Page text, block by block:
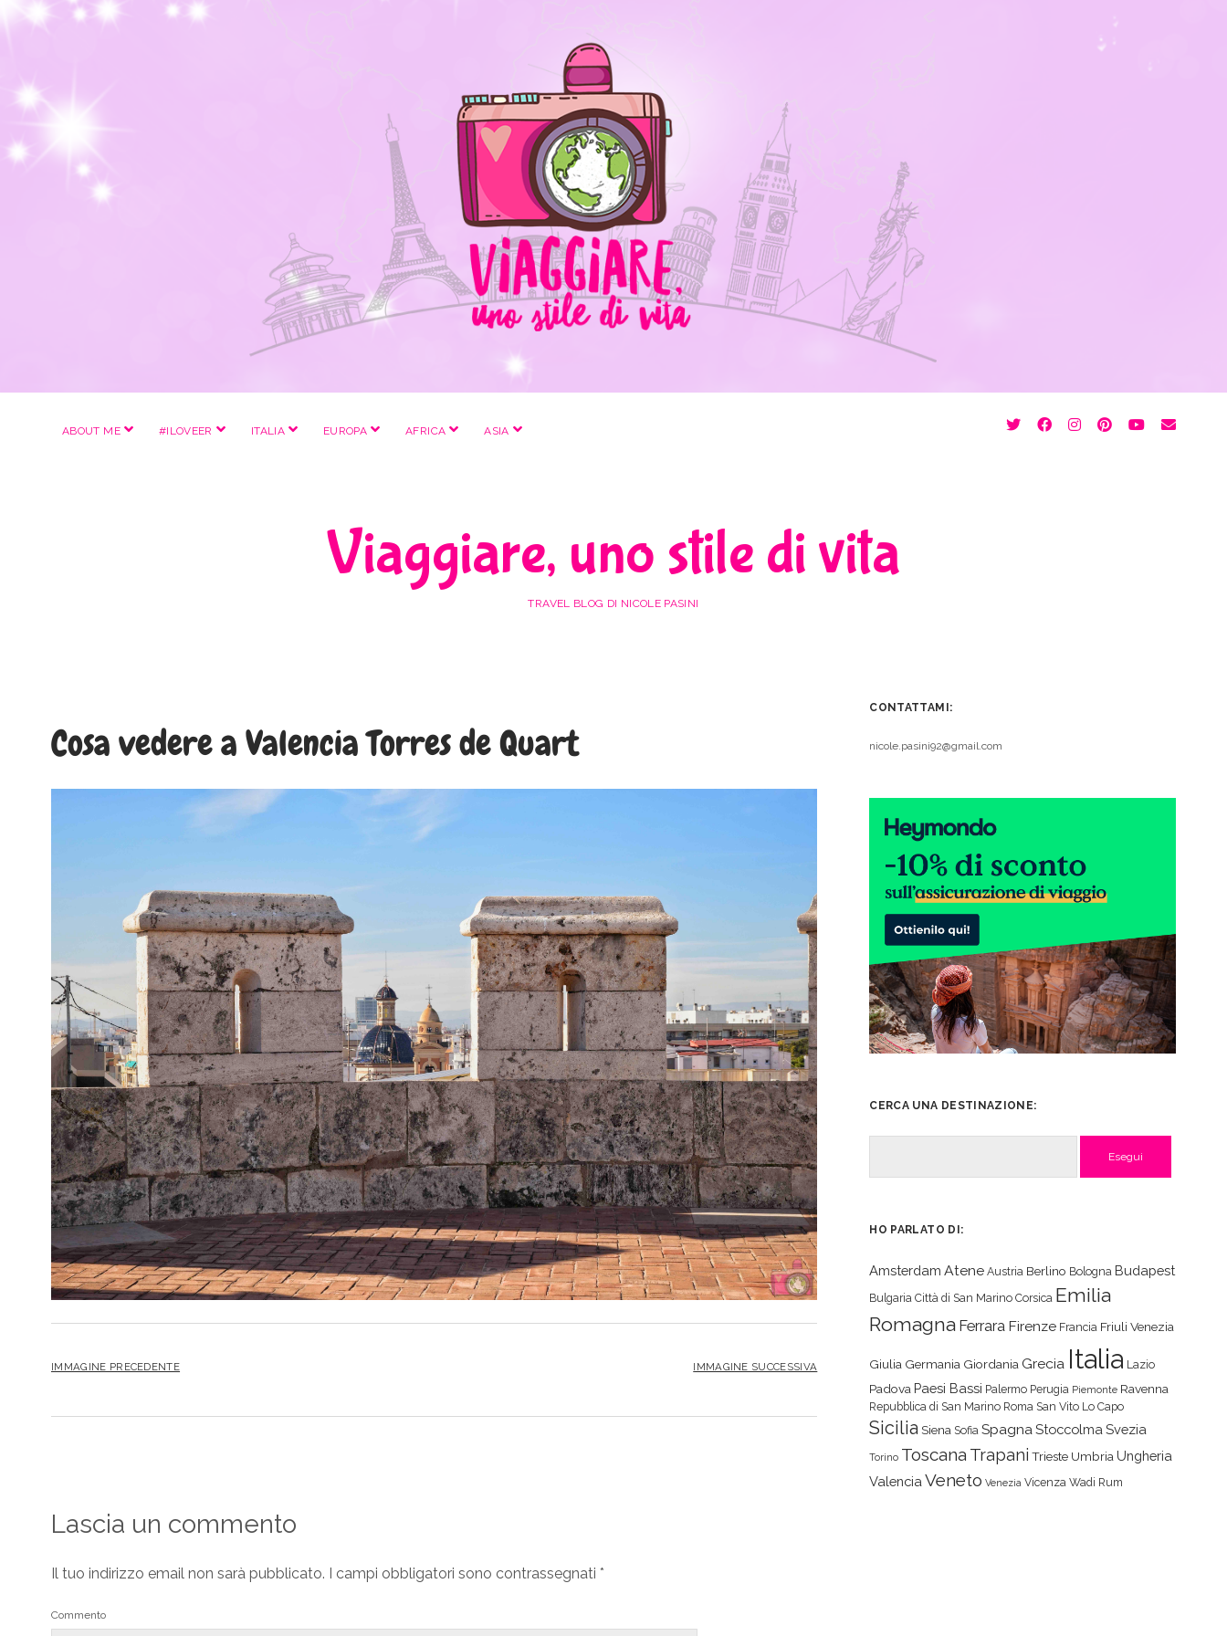
ABOUT ME apri
#ILOVEER apri
ITALIA apri
EUROPA apri
AFRICA apri
ASIA apri
twitterfacebookinstagram
pinterest
youtube
email
Viaggiare, uno stile di vita
TRAVEL BLOG DI NICOLE PASINI
Cosa vedere a Valencia Torres de Quart
IMMAGINE PRECEDENTE IMMAGINE SUCCESSIVA
Lascia un commento
Il tuo indirizzo email non sarà pubblicato. I campi obbligatori sono contrassegnati *
Commento
CONTATTAMI:
nicole.pasini92@gmail.com
CERCA UNA DESTINAZIONE:
HO PARLATO DI:
Amsterdam Atene Austria Berlino Bologna Budapest
Bulgaria Città di San Marino Corsica Emilia
Romagna Ferrara Firenze Francia Friuli Venezia
Giulia Germania Giordania Grecia Italia Lazio
Padova Paesi Bassi Palermo Perugia Piemonte Ravenna
Repubblica di San Marino Roma San Vito Lo Capo
Sicilia Siena Sofia SpagnaStoccolma Svezia
Torino Toscana Trapani Trieste Umbria Ungheria
Valencia Veneto Venezia Vicenza Wadi Rum